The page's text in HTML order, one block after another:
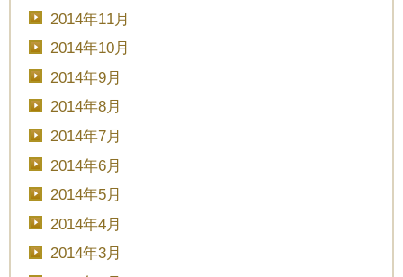
2014年11月
2014年10月
2014年9月
2014年8月
2014年7月
2014年6月
2014年5月
2014年4月
2014年3月